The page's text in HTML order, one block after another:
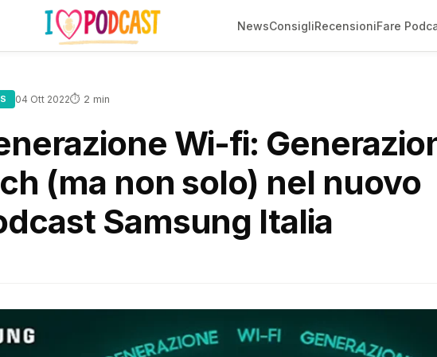
NewsConsigliRecensioniFare
04 Ott 2022⏱ 2 min
Wi-fi:
(ma non solo) nel nuovo
Samsung Italia